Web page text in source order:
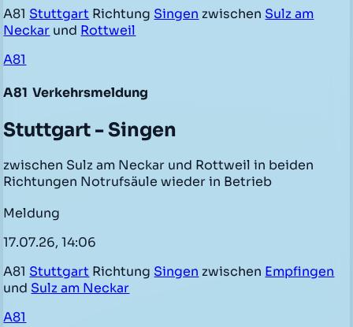
A81 Stuttgart Richtung Singen zwischen Sulz am
Neckar und Rottweil
A81
A81 Verkehrsmeldung
Stuttgart - Singen
zwischen Sulz am Neckar und Rottweil in beiden
Richtungen Notrufsäule wieder in Betrieb
Meldung
17.07.26, 14:06
A81 Stuttgart Richtung Singen zwischen Empfingen
und Sulz am Neckar
A81